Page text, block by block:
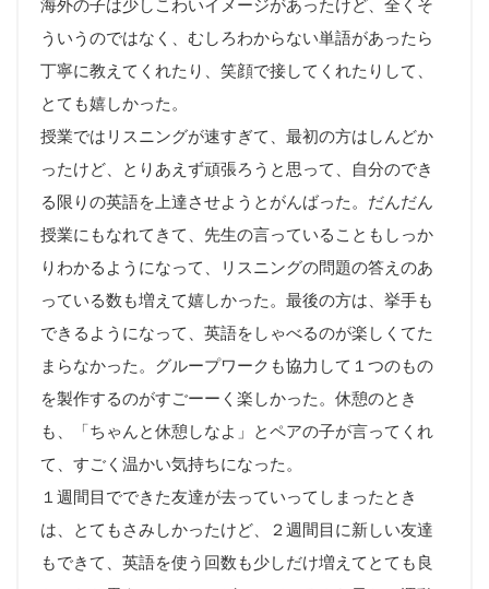
ういうのではなく、むしろわからない単語があったら
丁寧に教えてくれたり、笑顔で接してくれたりして、
とても嬉しかった。
授業ではリスニングが速すぎて、最初の方はしんどか
ったけど、とりあえず頑張ろうと思って、自分のでき
る限りの英語を上達させようとがんばった。だんだん
授業にもなれてきて、先生の言っていることもしっか
りわかるようになって、リスニングの問題の答えのあ
っている数も増えて嬉しかった。最後の方は、挙手も
できるようになって、英語をしゃべるのが楽しくてた
まらなかった。グループワークも協力して１つのもの
を製作するのがすごーーく楽しかった。休憩のとき
も、「ちゃんと休憩しなよ」とペアの子が言ってくれ
て、すごく温かい気持ちになった。
１週間目でできた友達が去っていってしまったとき
は、とてもさみしかったけど、２週間目に新しい友達
もできて、英語を使う回数も少しだけ増えてとても良